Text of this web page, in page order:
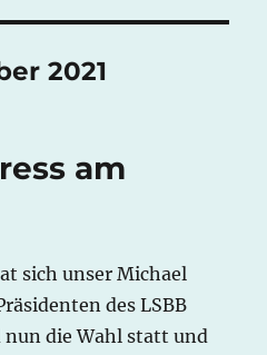
2021
am
sich unser Michael
des LSBB
nun die Wahl statt und